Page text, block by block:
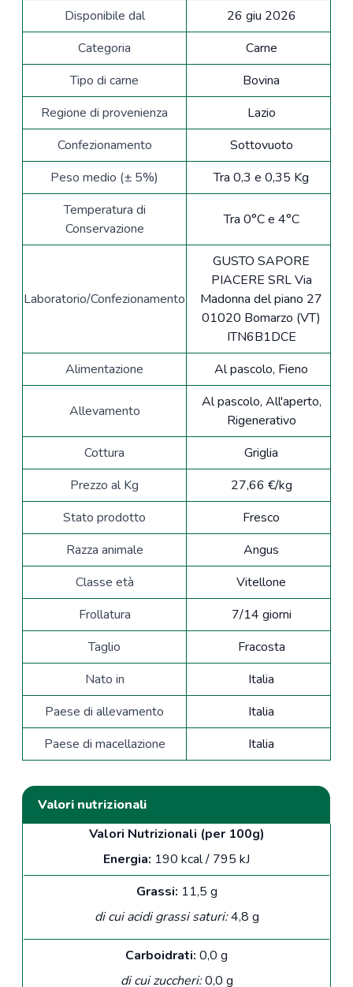
Disponibile dal
26 giu 2026
Categoria
Carne
Tipo di carne
Bovina
Regione di provenienza
Lazio
Confezionamento
Sottovuoto
Peso medio (± 5%)
Tra 0,3 e 0,35 Kg
Temperatura di
Conservazione
Tra 0°C e 4°C
Laboratorio/Confezionamento
GUSTO SAPORE
PIACERE SRL Via
Madonna del piano 27
01020 Bomarzo (VT)
ITN6B1DCE
Alimentazione
Al pascolo, Fieno
Allevamento
Al pascolo, All'aperto,
Rigenerativo
Cottura
Griglia
Prezzo al Kg
27,66 €/kg
Stato prodotto
Fresco
Razza animale
Angus
Classe età
Vitellone
Frollatura
7/14 giorni
Taglio
Fracosta
Nato in
Italia
Paese di allevamento
Italia
Paese di macellazione
Italia
Valori nutrizionali
Valori Nutrizionali (per 100g)
Energia: 190 kcal / 795 kJ
Grassi: 11,5 g
di cui acidi grassi saturi:4,8 g
Carboidrati: 0,0 g
di cui zuccheri:0,0 g